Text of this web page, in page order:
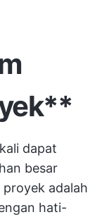
dapat
besar
adalah
hati-